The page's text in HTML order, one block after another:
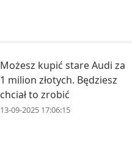
Możesz kupić stare Audi za
1 milion złotych. Będziesz
chciał to zrobić
13-09-2025 17:06:15